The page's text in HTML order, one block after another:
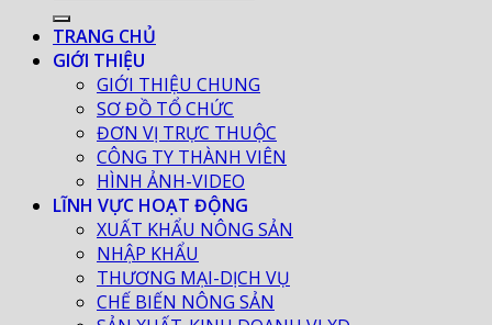
TRANG CHỦ
GIỚI THIỆU
GIỚI THIỆU CHUNG
SƠ ĐỒ TỔ CHỨC
ĐƠN VỊ TRỰC THUỘC
CÔNG TY THÀNH VIÊN
HÌNH ẢNH-VIDEO
LĨNH VỰC HOẠT ĐỘNG
XUẤT KHẨU NÔNG SẢN
NHẬP KHẨU
THƯƠNG MẠI-DỊCH VỤ
CHẾ BIẾN NÔNG SẢN